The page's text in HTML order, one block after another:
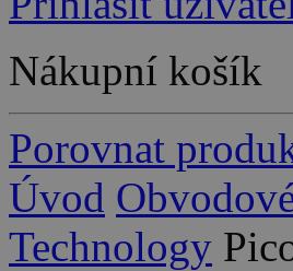
Nákupní košík
Porovnat
Úvod
Technology